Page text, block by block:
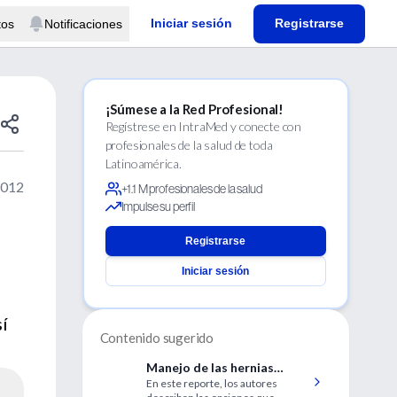
Notificaciones Iniciar sesión Registrarse
¡Súmese a la Red Profesional!
Regístrese en IntraMed y conecte con
profesionales de la salud de toda
Latinoamérica.
+1.1 M profesionales de la salud
Impulse su perfil
Registrarse
Iniciar sesión
Contenido sugerido
Manejo de las hernias
inguinales recidivadas
En este reporte, los autores